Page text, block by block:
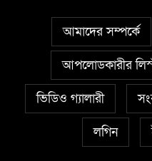
আমাদের সম্পর্কে
আপলোডকারীর
ভিডিও গ্যালারী
লগিন